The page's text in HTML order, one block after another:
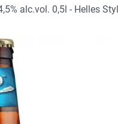
alc.vol. 0,5l - Helles